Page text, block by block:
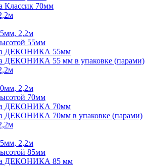
Классик 70мм
2,2м
55мм
ДЕКОНИКА 55мм
ДЕКОНИКА 55 мм в упаковке (парами)
2,2м
70мм
ДЕКОНИКА 70мм
ДЕКОНИКА 70мм в упаковке (парами)
2,2м
85мм
ДЕКОНИКА 85 мм